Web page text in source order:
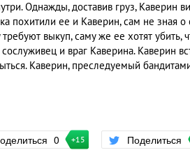
Однажды, доставив груз, Каверин
похитили ее и Каверин, сам не зная
выкуп, саму же ее хотят убить,
и враг Каверина. Каверин
Каверин, преследуемый
0 +15 Поделиться